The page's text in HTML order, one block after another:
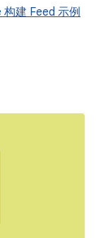
建 Feed 示例